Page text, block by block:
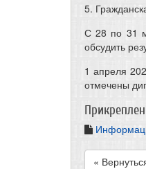
5.
С 28 по 31
обсудить
1 апреля
отмечены
«